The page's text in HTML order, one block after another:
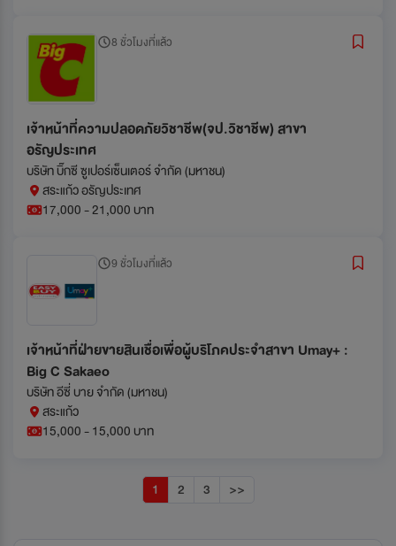
8 ชั่วโมงที่แล้ว
เจ้าหน้าที่ความปลอดภัยวิชาชีพ(จป.วิชาชีพ) สาขา
อรัญประเทศ
บริษัท บิ๊กซี ซูเปอร์เซ็นเตอร์ จำกัด (มหาชน)
สระแก้ว อรัญประเทศ
17,000 - 21,000 บาท
9 ชั่วโมงที่แล้ว
เจ้าหน้าที่ฝ่ายขายสินเชื่อเพื่อผู้บริโภคประจำสาขา Umay+ :
Big C Sakaeo
บริษัท อีซี่ บาย จำกัด (มหาชน)
สระแก้ว
15,000 - 15,000 บาท
1 2 3 >>